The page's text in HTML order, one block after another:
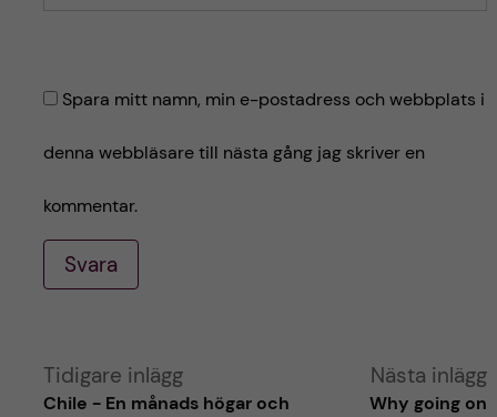
Spara mitt namn, min e-postadress och webbplats i
denna webbläsare till nästa gång jag skriver en
kommentar.
Svara
A
Tidigare inlägg
Chile - En månads högar och
Nästa inlägg
Why going on